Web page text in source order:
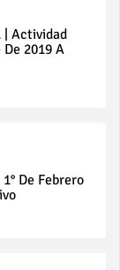
| Actividad
2019 A
De Febrero